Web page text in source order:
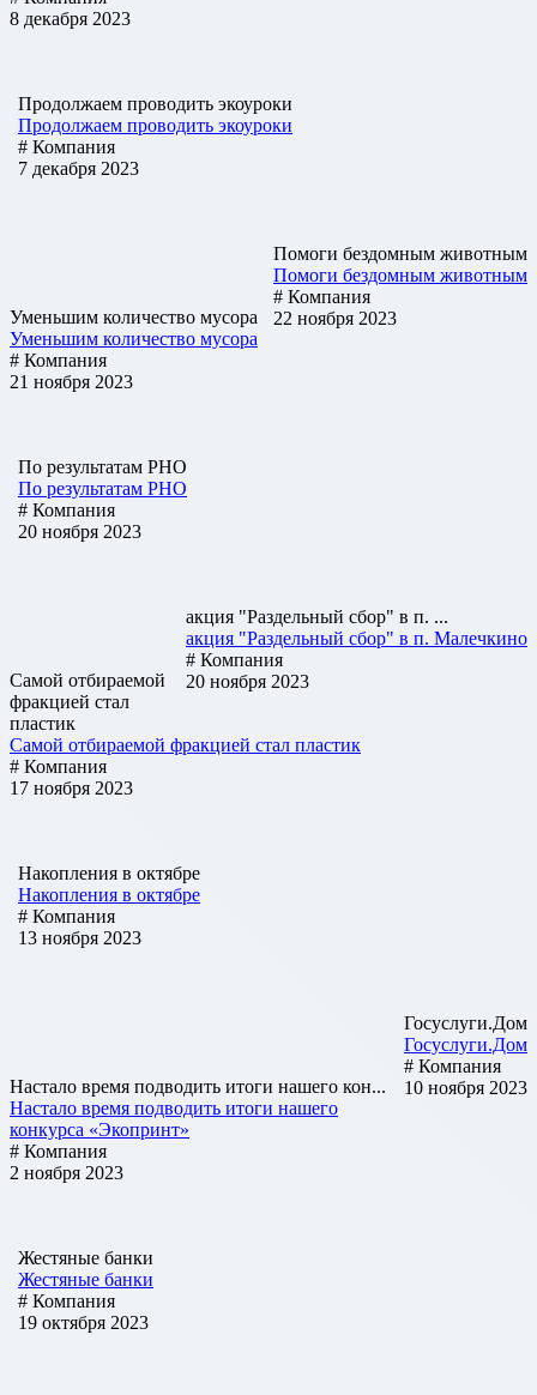
8 декабря 2023
Продолжаем проводить экоуроки
Продолжаем проводить экоуроки
# Компания
7 декабря 2023
Помоги бездомным животным
Помоги бездомным животным
# Компания
22 ноября 2023
Уменьшим количество мусора
Уменьшим количество мусора
# Компания
21 ноября 2023
По результатам РНО
По результатам РНО
# Компания
20 ноября 2023
акция "Раздельный сбор" в п. ...
акция "Раздельный сбор" в п. Малечкино
# Компания
20 ноября 2023
Самой отбираемой
фракцией стал
пластик
Самой отбираемой фракцией стал пластик
# Компания
17 ноября 2023
Накопления в октябре
Накопления в октябре
# Компания
13 ноября 2023
Госуслуги.Дом
Госуслуги.Дом
# Компания
10 ноября 2023
Настало время подводить итоги нашего кон...
Настало время подводить итоги нашего
конкурса «Экопринт»
# Компания
2 ноября 2023
Жестяные банки
Жестяные банки
# Компания
19 октября 2023